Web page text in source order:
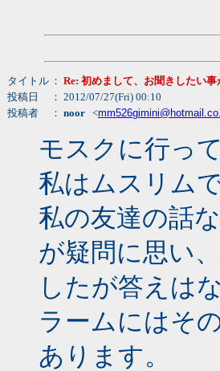
タイトル ： Re: 初めまして、お聞きしたい
投稿日
： 2012/07/27(Fri) 00:10
投稿者
： noor <
モスクに行っ
私はムスリム
私の友達の話
が疑問に思い
したが答えは
ラームにはそ
あります。